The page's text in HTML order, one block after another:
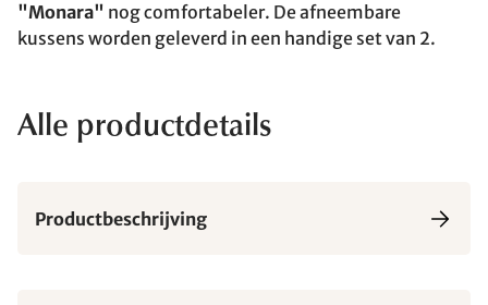
"Monara" nog comfortabeler. De afneembare
kussens worden geleverd in een handige set van 2.
Alle productdetails
Productbeschrijving